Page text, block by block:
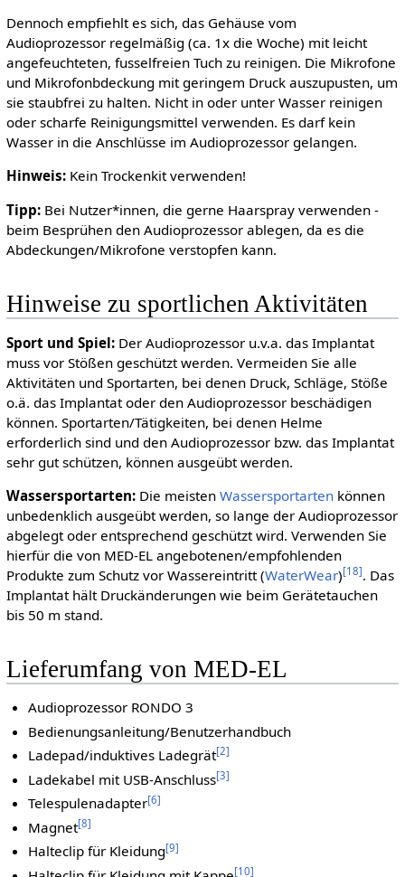
Dennoch empfiehlt es sich, das Gehäuse vom
Audioprozessor regelmäßig (ca. 1x die Woche) mit leicht
angefeuchteten, fusselfreien Tuch zu reinigen. Die Mikrofone
und Mikrofonbdeckung mit geringem Druck auszupusten, um
sie staubfrei zu halten. Nicht in oder unter Wasser reinigen
oder scharfe Reinigungsmittel verwenden. Es darf kein
Wasser in die Anschlüsse im Audioprozessor gelangen.
Hinweis:Kein Trockenkit verwenden!
Tipp:Bei Nutzer*innen, die gerne Haarspray verwenden -
beim Besprühen den Audioprozessor ablegen, da es die
Abdeckungen/Mikrofone verstopfen kann.
Hinweise zu sportlichen Aktivitäten
Sport und Spiel:Der Audioprozessor u.v.a. das Implantat
muss vor Stößen geschützt werden. Vermeiden Sie alle
Aktivitäten und Sportarten, bei denen Druck, Schläge, Stöße
o.ä. das Implantat oder den Audioprozessor beschädigen
können. Sportarten/Tätigkeiten, bei denen Helme
erforderlich sind und den Audioprozessor bzw. das Implantat
sehr gut schützen, können ausgeübt werden.
Wassersportarten:Die meisten Wassersportartenkönnen
unbedenklich ausgeübt werden, so lange der Audioprozessor
abgelegt oder entsprechend geschützt wird. Verwenden Sie
hierfür die von MED-EL angebotenen/empfohlenden
Produkte zum Schutz vor Wassereintritt (WaterWear)[18]. Das
Implantat hält Druckänderungen wie beim Gerätetauchen
bis 50 m stand.
Lieferumfang von MED-EL
Audioprozessor RONDO 3
Bedienungsanleitung/Benutzerhandbuch
Ladepad/induktives Ladegrät[2]
Ladekabel mit USB-Anschluss[3]
Telespulenadapter[6]
Magnet[8]
Halteclip für Kleidung[9]
[10]